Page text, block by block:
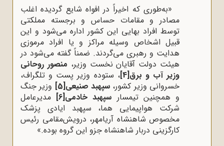
«به‌طوری که اخیراً در افواه شایع گردیده اغلب
مصادر و مقامات حساس و برجسته مملکتی
توسط افراد بهایی این کشور اداره می‌شود و این
قبیل اشخاص وسیله مراکز و یا افراد مرموزی
هدایت و رهبری می‌گردند. ضمناً گفته می‌شود در
هیئت دولت آقایان نخست وزیر، منصور روحانی
وزیر آب و برق[4] ، ستوده وزیر پست و تلگراف،
خسروانی وزیر کشور، سپهبد صنیعی[5]
وزیر جنگ
و همچنین تیمسار سپهبد خادمی[6]
مدیرعامل
شرکت هواپیمایی هما، سپهبد ایادی پزشک
مخصوص شاهنشاه آریامهر، درویش‌مقامی رئیس
کارگزینی دربار شاهنشاه جزو این گروه بوده.»